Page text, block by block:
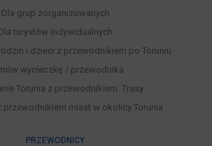
Dla grup zorganizowanych
turystów indywidualnych
i dzieci z przewodnikiem po Toruniu
wycieczkę / przewodnika
Torunia z przewodnikiem. Trasy
przewodnikiem miast w okolicy Torunia
PRZEWODNICY